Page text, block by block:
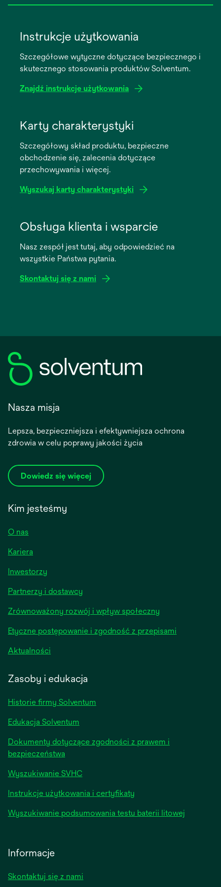
Instrukcje użytkowania
Szczegółowe wytyczne dotyczące bezpiecznego i
skutecznego stosowania produktów Solventum.
Znajdź instrukcje użytkowania
new
Karty charakterystyki
Szczegółowy skład produktu, bezpieczne
obchodzenie się, zalecenia dotyczące
przechowywania i więcej.
Wyszukaj karty charakterystyki
new
Obsługa klienta i wsparcie
Nasz zespół jest tutaj, aby odpowiedzieć na
wszystkie Państwa pytania.
Skontaktuj się z nami
Nasza misja
Lepsza, bezpieczniejsza i efektywniejsza ochrona
zdrowia w celu poprawy jakości życia
Dowiedz się więcej
Kim jesteśmy
O nas
Kariera
Inwestorzy
a
new
Partnerzy i dostawcy
Zrównoważony rozwój i wpływ społeczny
Etyczne postępowanie i zgodność z przepisami
Aktualności
tab
Zasoby i edukacja
Historie firmy Solventum
Edukacja Solventum
Dokumenty dotyczące zgodności z prawem i
bezpieczeństwa
Wyszukiwanie SVHC
Instrukcje użytkowania i certyfikaty
Wyszukiwanie podsumowania testu baterii litowej
Informacje
Skontaktuj się z nami